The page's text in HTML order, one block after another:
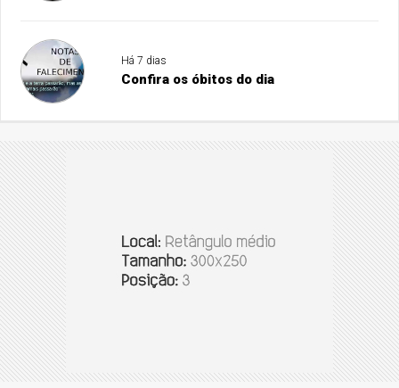
Há 7 dias
Confira os óbitos do dia